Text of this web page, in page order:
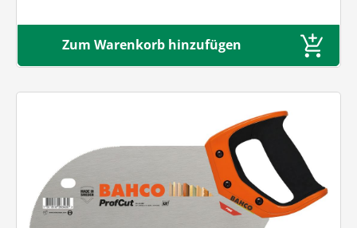
Zum Warenkorb hinzufügen